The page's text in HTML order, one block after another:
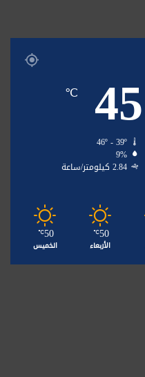
45
℃
46º - 39º
9%
2.84 كيلومتر/ساعة
50
℃
الأربعاء
50
℃
الخميس